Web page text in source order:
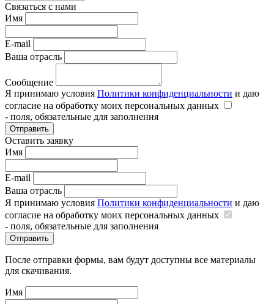
Связаться с нами
Имя
E-mail
Ваша отрасль
Сообщение
Я принимаю условия Политики конфиденциальности и даю
согласие на обработку моих персональных данных
- поля, обязательные для заполнения
Отправить
Оставить заявку
Имя
E-mail
Ваша отрасль
Я принимаю условия Политики конфиденциальности и даю
согласие на обработку моих персональных данных
- поля, обязательные для заполнения
Отправить
После отправки формы, вам будут доступны все материалы
для скачивания.
Имя